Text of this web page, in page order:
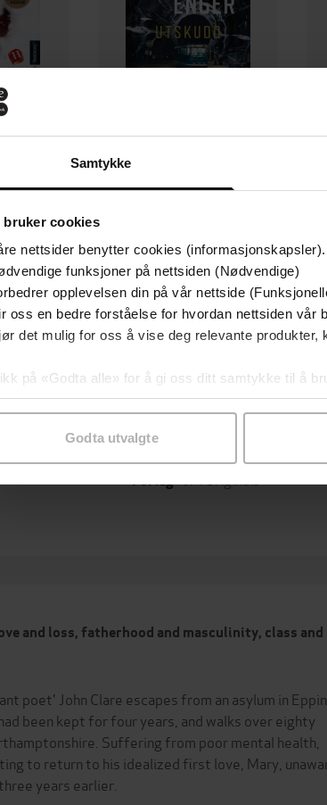
Samtykke
bruker cookies
nettsider benytter cookies
funksjoner på nettsiden (Nødvendige)
opplevelsen din på vår nettside
oss en bedre forståelse for hvordan nettsiden
det mulig for oss å vise deg relevante produkter,
på «Godta alle» for å gi oss ditt samtykke til å
til spesifikke formål ved å klikke på
Godta utvalgte
Utskudd
Footsteps of
Murray Original
Forfattere
Robert Hamberger(forfatter),
Robert Hamberger(innleser),
Charles Armstrong
Wills
Forlag JM Originals
and loss, fatherhood and masculinity, class and
poet' John Clare escapes from an asylum in
been kept for four years, and walks over eighty
Suffering from poor mental health,
to return to his idealized first love, Mary,
years earlier.